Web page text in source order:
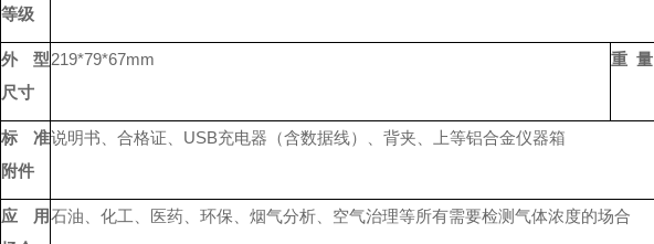
等级
外型
尺寸
219*79*67mm 重 量
标准
附件
说明书、合格证、USB充电器（含数据线）、背夹、上等铝合金仪器箱
应用石油、化工、医药、环保、烟气分析、空气治理等所有需要检测气体浓度的场合